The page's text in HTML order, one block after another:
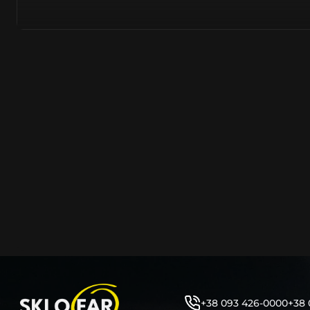
як це часто пропонують автосервіси та автодилери.
заощадити та придбати тільки те, що потребує
+38 093 426-0000+38